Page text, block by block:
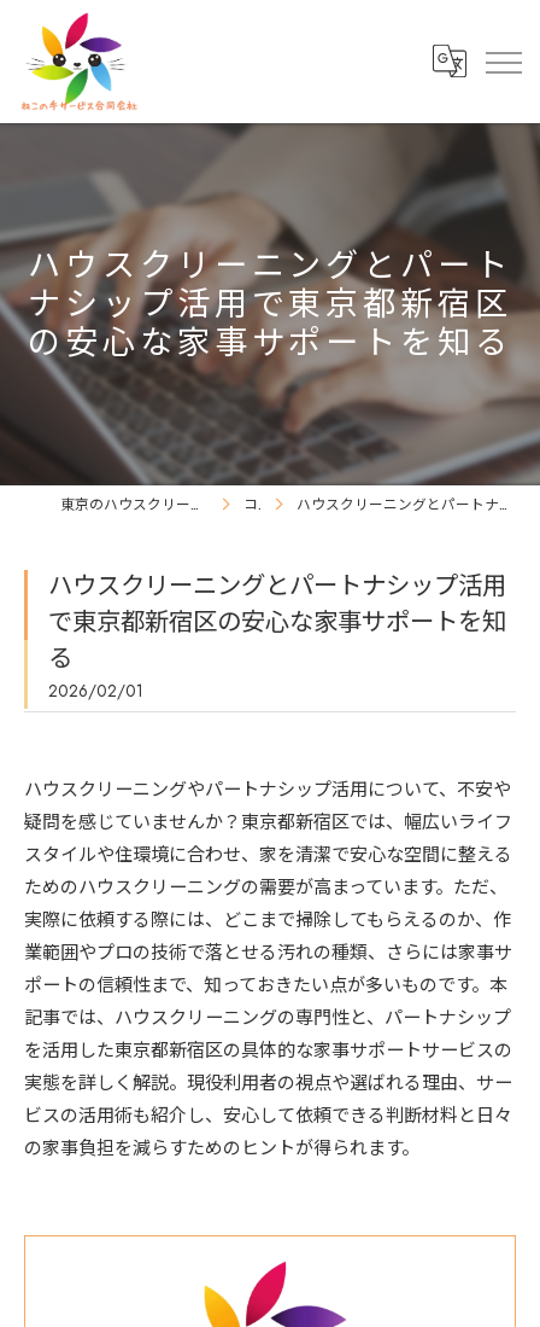
ハウスクリーニングとパート
ナシップ活用で東京都新宿区
の安心な家事サポートを知る
コラム ハウスクリーニングとパートナシップ活用で東京都新宿区の安心な家事サポートを知る
ハウスクリーニングとパートナシップ活用
で東京都新宿区の安心な家事サポートを知
る
2026/02/01
ハウスクリーニングやパートナシップ活用について、不安や
疑問を感じていませんか？東京都新宿区では、幅広いライフ
スタイルや住環境に合わせ、家を清潔で安心な空間に整える
ためのハウスクリーニングの需要が高まっています。ただ、
実際に依頼する際には、どこまで掃除してもらえるのか、作
業範囲やプロの技術で落とせる汚れの種類、さらには家事サ
ポートの信頼性まで、知っておきたい点が多いものです。本
記事では、ハウスクリーニングの専門性と、パートナシップ
を活用した東京都新宿区の具体的な家事サポートサービスの
実態を詳しく解説。現役利用者の視点や選ばれる理由、サー
ビスの活用術も紹介し、安心して依頼できる判断材料と日々
の家事負担を減らすためのヒントが得られます。